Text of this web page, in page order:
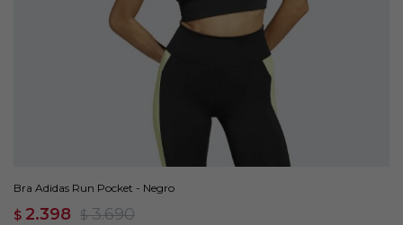
Bra Adidas Run Pocket - Negro
$ 2.398 $ 3.690